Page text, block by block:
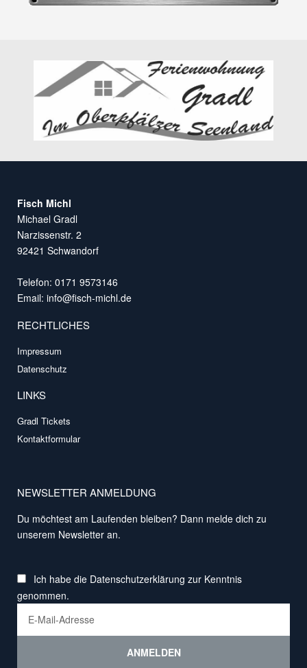
Fisch Michl
Michael Gradl
Narzissenstr. 2
92421 Schwandorf
Telefon: 0171 9573146
Email: info@fisch-michl.de
RECHTLICHES
Impressum
Datenschutz
LINKS
Gradl Tickets
Kontaktformular
NEWSLETTER ANMELDUNG
Du möchtest am Laufenden bleiben? Dann melde dich zu
unserem Newsletter an.
Ich habe die Datenschutzerklärung zur Kenntnis
genommen.
ANMELDEN